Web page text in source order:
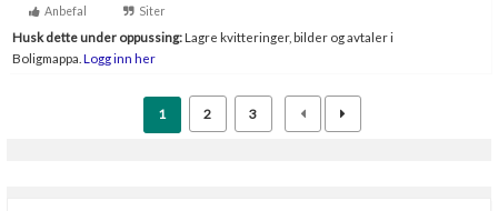
Anbefal Siter
Husk dette under oppussing:Lagre kvitteringer, bilder og avtaler i
Boligmappa. Logg inn her
1 2 3